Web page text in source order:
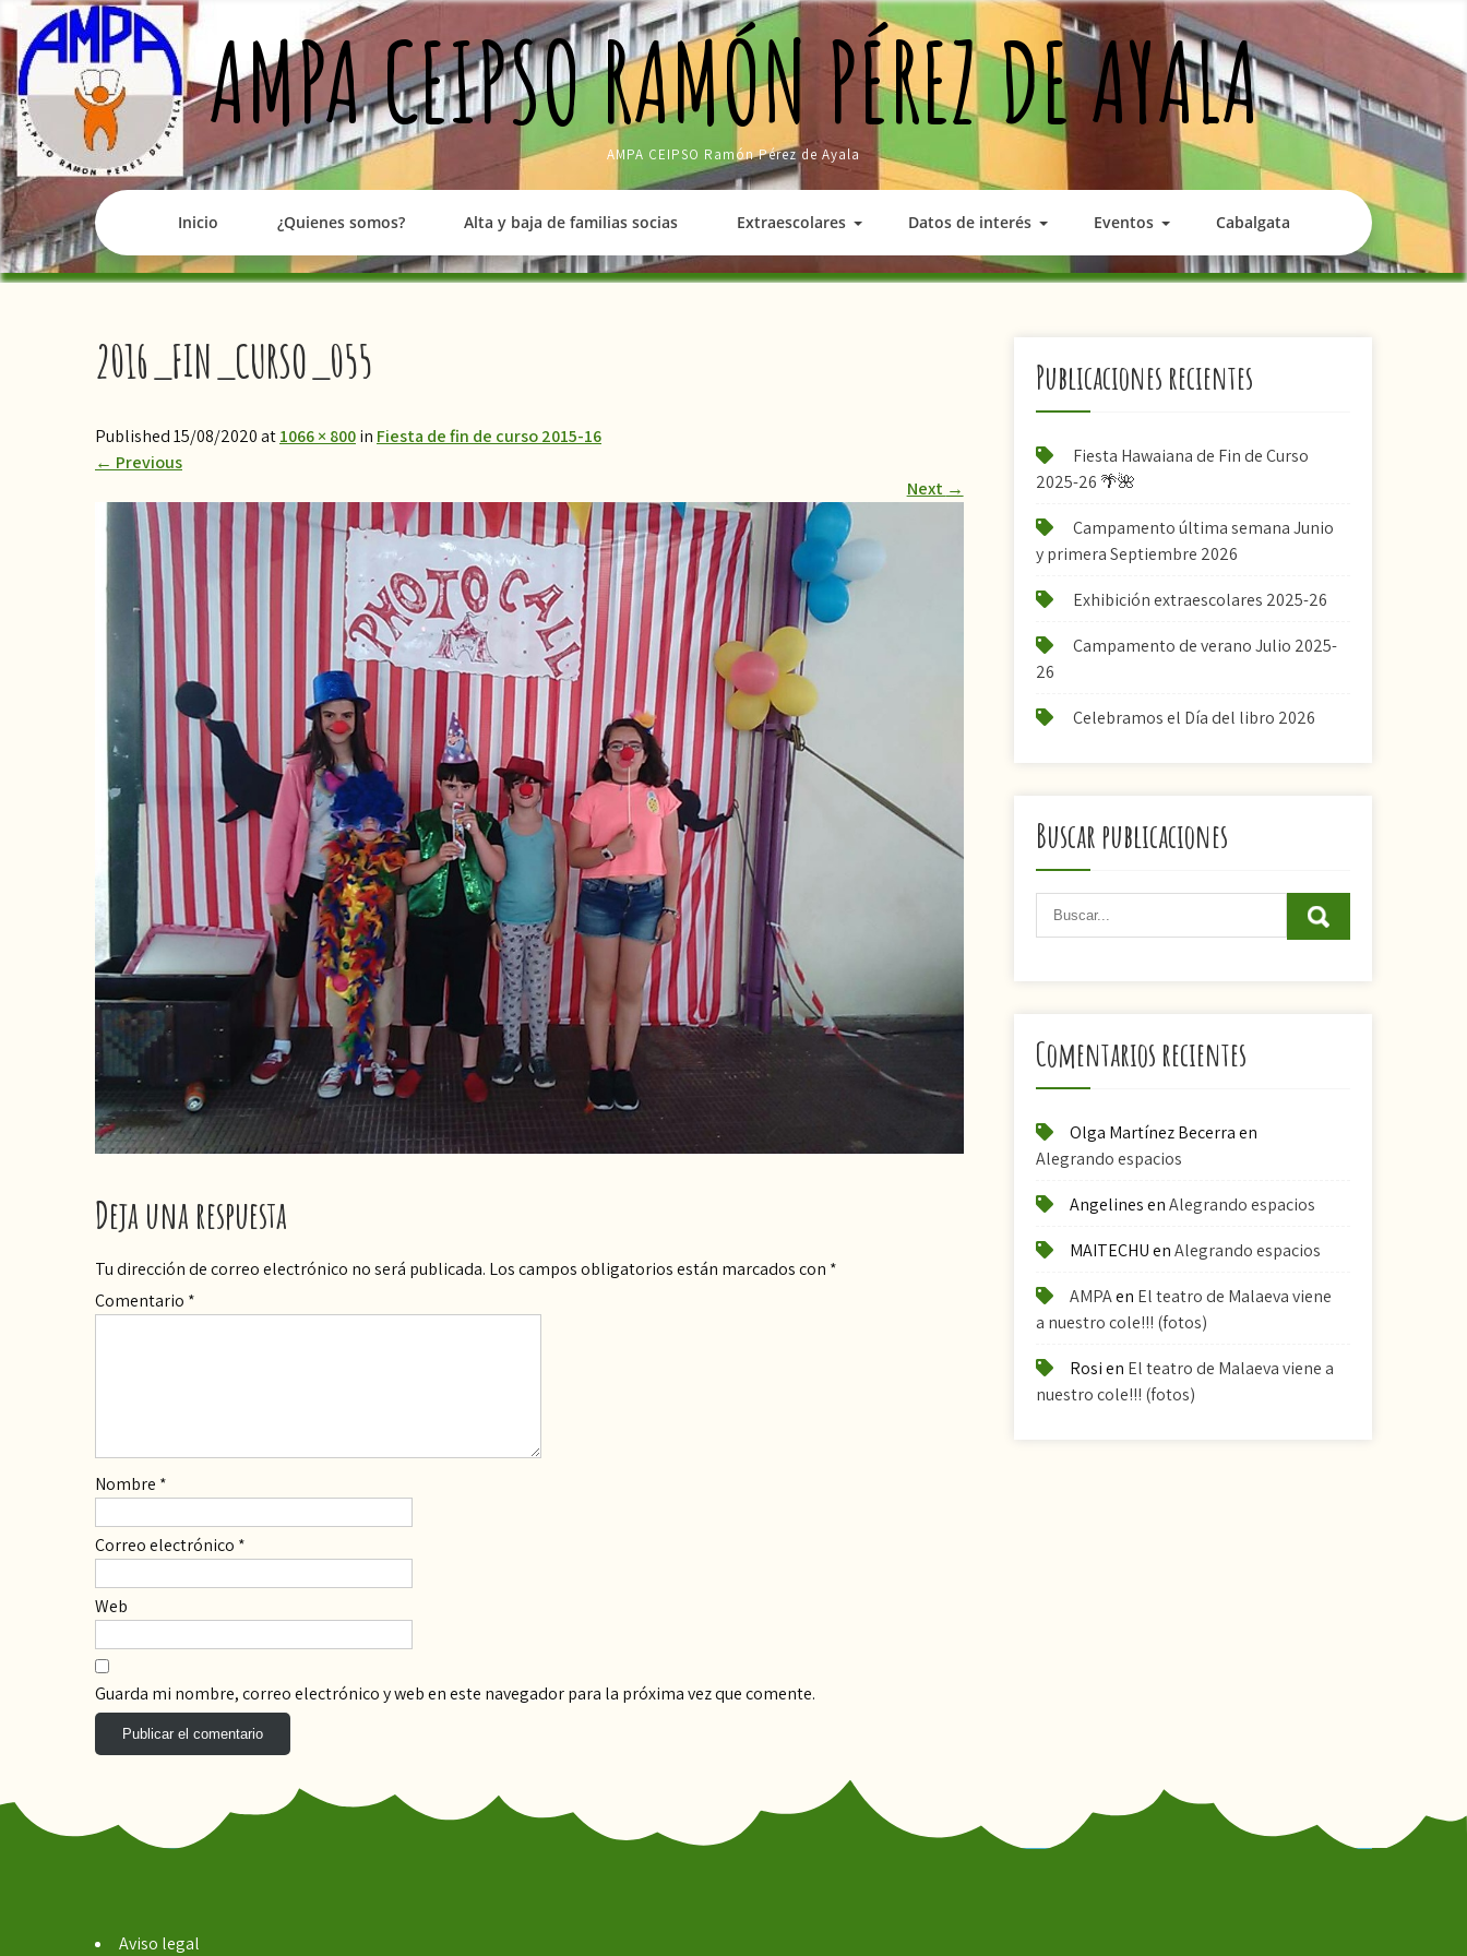
to
content
AMPA CEIPSO RAMÓN PÉREZ DE AYALA
AMPA CEIPSO Ramón Pérez de Ayala
Inicio ¿Quienes somos? Alta y baja de familias socias Extraescolares Datos de interés Eventos Cabalgata
2016_FIN_CURSO_055
Published 15/08/2020 at1066 × 800in ​Fiesta de fin de curso 2015-16
← Previous
Next →
Deja una respuesta
Tu dirección de correo electrónico no será publicada. Los campos obligatorios están marcados con *
Comentario *
Nombre *
Correo electrónico *
Web
Guarda mi nombre, correo electrónico y web en este navegador para la próxima vez que comente.
Publicaciones recientes
Fiesta Hawaiana de Fin de Curso
2025-26 🌴🌺
Campamento última semana Junio
y primera Septiembre 2026
Exhibición extraescolares 2025-26
Campamento de verano Julio 2025-
26
Celebramos el Día del libro 2026
Buscar publicaciones
Comentarios recientes
Olga Martínez Becerraen
Alegrando espacios
AngelinesenAlegrando espacios
MAITECHUenAlegrando espacios
AMPAen El teatro de Malaeva viene
a nuestro cole!!! (fotos)
Rosien El teatro de Malaeva viene a
nuestro cole!!! (fotos)
Aviso legal